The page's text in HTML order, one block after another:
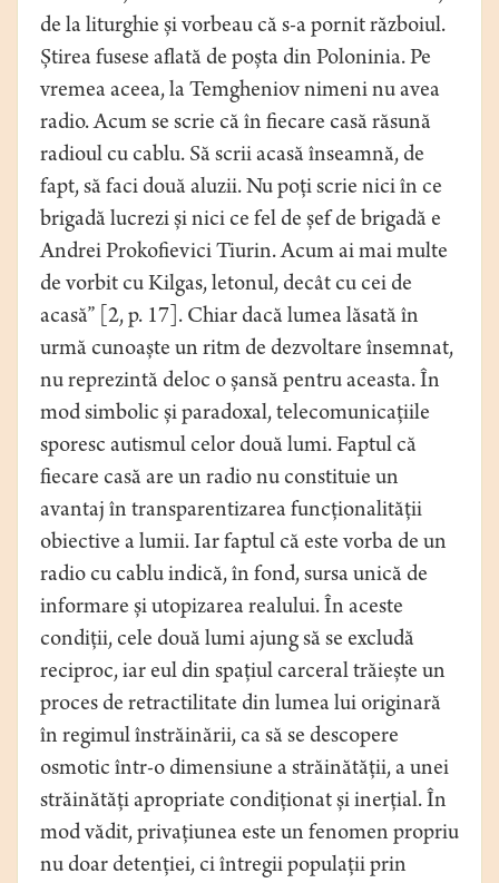
de la liturghie și vorbeau că s-a pornit războiul.
Știrea fusese aflată de poșta din Poloninia. Pe
vremea aceea, la Temgheniov nimeni nu avea
radio. Acum se scrie că în fiecare casă răsună
radioul cu cablu. Să scrii acasă înseamnă, de
fapt, să faci două aluzii. Nu poți scrie nici în ce
brigadă lucrezi și nici ce fel de șef de brigadă e
Andrei Prokofievici Tiurin. Acum ai mai multe
de vorbit cu Kilgas, letonul, decât cu cei de
acasă” [2, p. 17]. Chiar dacă lumea lăsată în
urmă cunoaște un ritm de dezvoltare însemnat,
nu reprezintă deloc o șansă pentru aceasta. În
mod simbolic și paradoxal, telecomunicațiile
sporesc autismul celor două lumi. Faptul că
fiecare casă are un radio nu constituie un
avantaj în transparentizarea funcționalității
obiective a lumii. Iar faptul că este vorba de un
radio cu cablu indică, în fond, sursa unică de
informare și utopizarea realului. În aceste
condiții, cele două lumi ajung să se excludă
reciproc, iar eul din spațiul carceral trăiește un
proces de retractilitate din lumea lui originară
în regimul înstrăinării, ca să se descopere
osmotic într-o dimensiune a străinătății, a unei
străinătăți apropriate condiționat și inerțial. În
mod vădit, privațiunea este un fenomen propriu
nu doar detenției, ci întregii populații prin